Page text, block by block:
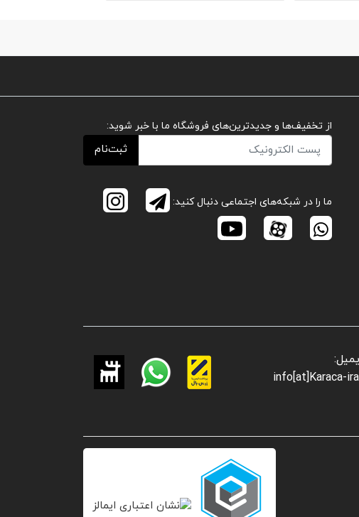
از تخفیف‌ها و جدیدترین‌های فروشگاه ما با خبر شوید:
ثبت‌نام
ما را در شبکه‌های اجتماعی دنبال کنید:
info[at]Karaca-